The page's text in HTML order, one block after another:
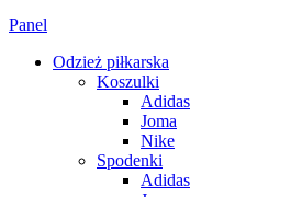
Panel
Odzież piłkarska
Koszulki
Adidas
Joma
Nike
Spodenki
Adidas